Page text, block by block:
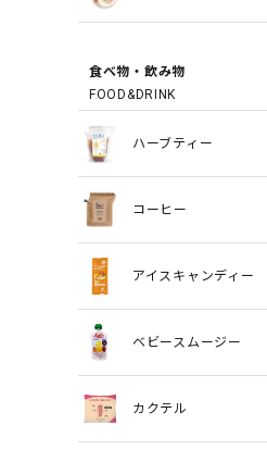
食べ物・飲み物
FOOD&DRINK
ハーブティー
コーヒー
アイスキャンディー
ベビースムージー
カクテル